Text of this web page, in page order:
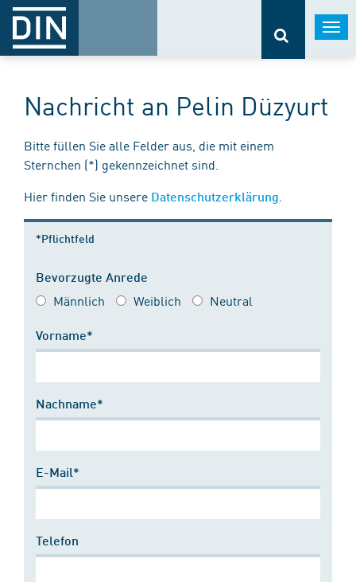
Nachricht an Pelin Düzyurt
Bitte füllen Sie alle Felder aus, die mit einem
Sternchen (*) gekennzeichnet sind.
Hier finden Sie unsere Datenschutzerklärung
*Pflichtfeld
Bevorzugte Anrede
Männlich Weiblich Neutral
Vorname*
Nachname*
E-Mail*
Telefon